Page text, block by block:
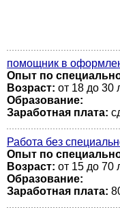
помощник в
Опыт по
Возраст: от 18 до 30
Образование:
Заработная плата:
Работа без
Опыт по
Возраст: от 15 до 70
Образование:
Заработная плата: